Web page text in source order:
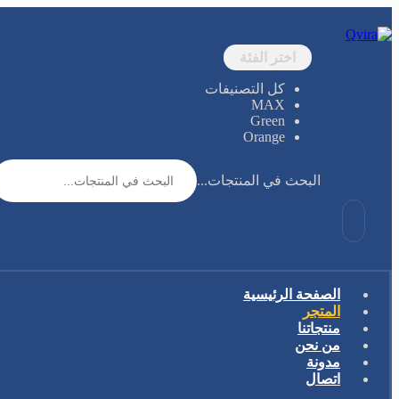
اختر الفئة
كل التصنيفات
MAX
Green
Orange
البحث في المنتجات...
الصفحة الرئيسية
المتجر
منتجاتنا
من نحن
مدونة
اتصال